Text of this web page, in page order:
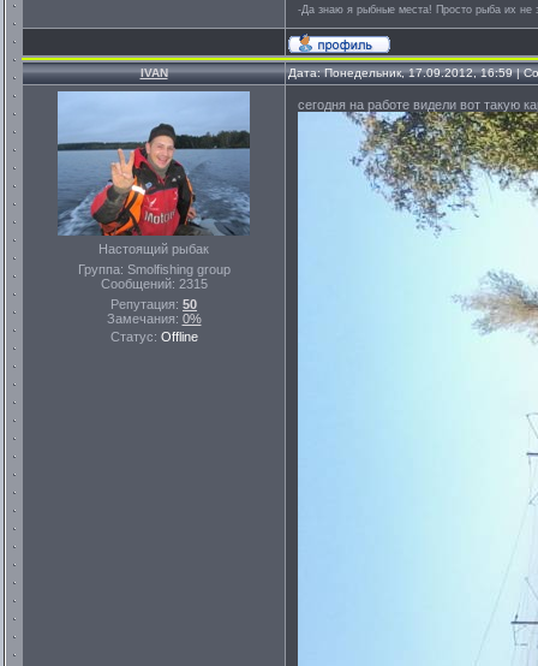
-Да знаю я рыбные места! Просто рыба их не
IVAN Дата: Понедельник, 17.09.2012, 16:59 |
Настоящий рыбак
Группа: Smolfishing group
Сообщений: 2315
Репутация: 50
Замечания: 0%
Статус: Offline
сегодня на работе видели вот такую